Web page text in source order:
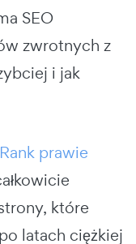
SEO
zwrotnych z
i jak
prawie
które
latach ciężkiej